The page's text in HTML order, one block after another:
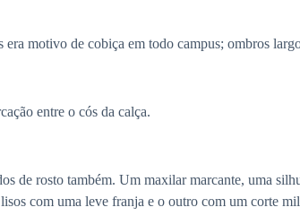
motivo de cobiça em todo campus; ombros
entre o cós da calça.
de rosto também. Um maxilar marcante, uma
com uma leve franja e o outro com um corte